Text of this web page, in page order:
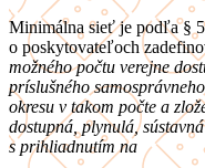
Minimálna sieť je podľa §
o poskytovateľoch
možného počtu verejne
príslušného
okresu v takom počte a
dostupná, plynulá,
s prihliadnutím na